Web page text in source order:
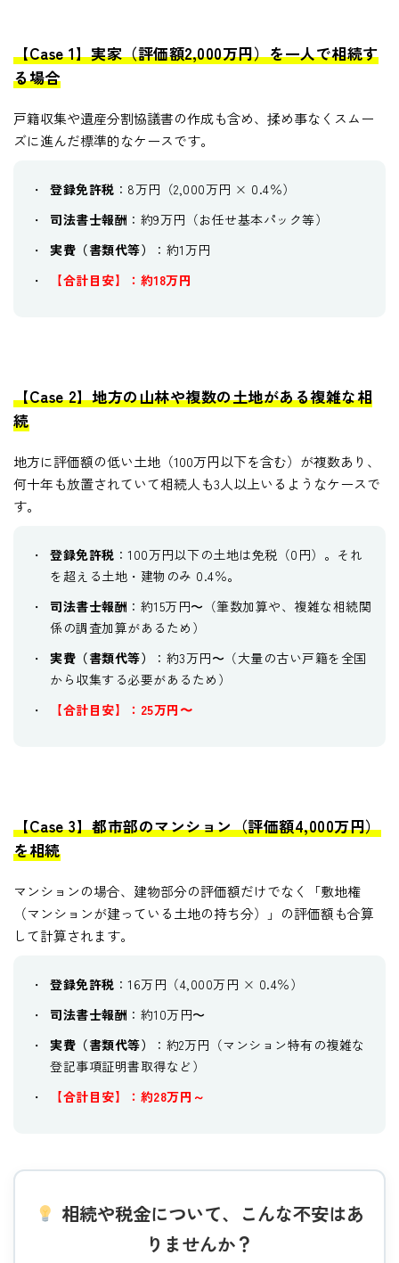
【Case 1】実家（評価額2,000万円）を一人で相続す
る場合
戸籍収集や遺産分割協議書の作成も含め、揉め事なくスムー
ズに進んだ標準的なケースです。
登録免許税 ：8万円（2,000万円 × 0.4％）
司法書士報酬 ：約9万円（お任せ基本パック等）
実費（書類代等）
：約1万円
【合計目安】：約18万円
【Case 2】地方の山林や複数の土地がある複雑な相
続
地方に評価額の低い土地（100万円以下を含む）が複数あり、
何十年も放置されていて相続人も3人以上いるようなケースで
す。
登録免許税 ：100万円以下の土地は免税（0円）。それ
を超える土地・建物のみ 0.4％。
司法書士報酬 ：約15万円〜（筆数加算や、複雑な相続関
係の調査加算があるため）
実費（書類代等）
：約3万円〜（大量の古い戸籍を全国
から収集する必要があるため）
【合計目安】：25万円〜
【Case 3】都市部のマンション（評価額4,000万円）
を相続
マンションの場合、建物部分の評価額だけでなく「敷地権
（マンションが建っている土地の持ち分）」の評価額も合算
して計算されます。
登録免許税 ：16万円（4,000万円 × 0.4％）
司法書士報酬 ：約10万円〜
実費（書類代等）
：約2万円（マンション特有の複雑な
登記事項証明書取得など）
【合計目安】：約28万円～
相続や税金について、こんな不安はあ
りませんか？